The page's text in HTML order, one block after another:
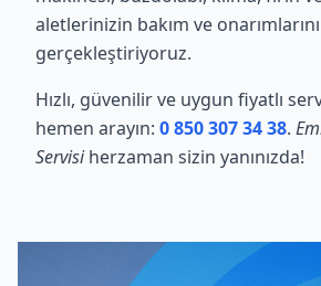
aletlerinizin bakım ve
gerçekleştiriyoruz.
Hızlı, güvenilir ve uygun fiyatlı
hemen arayın: 0 850 307 34 38.
Servisiherzaman sizin yanınızda!